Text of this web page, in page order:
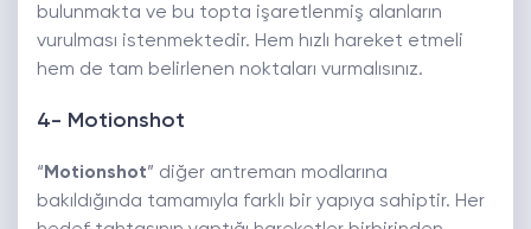
bulunmakta ve bu topta işaretlenmiş alanların
vurulması istenmektedir. Hem hızlı hareket etmeli
hem de tam belirlenen noktaları vurmalısınız.
4- Motionshot
“ Motionshot” diğer antreman modlarına
bakıldığında tamamıyla farklı bir yapıya sahiptir. Her